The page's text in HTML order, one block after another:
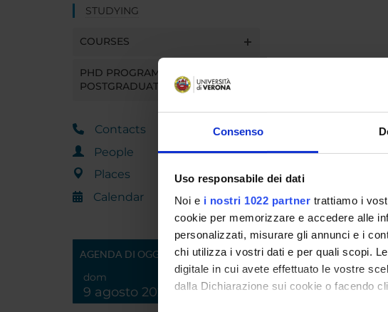
Consenso
Uso responsabile dei dati
Noi e i nostri 1022 partner trattiamo i
cookie per memorizzare e accedere alle
personalizzati, misurare gli annunci e i
chi utilizza i vostri dati e per quali scopi.
digitale in cui avete effettuato le vostre
dalla Dichiarazione sui cookie o facendo
STUDYING
COURSES
PHD PROGRAMMES AND
POSTGRADUATE TRAINING
Contacts
People
Places
Calendar
AGENDA DI OGGI
dom
9 agosto 2026